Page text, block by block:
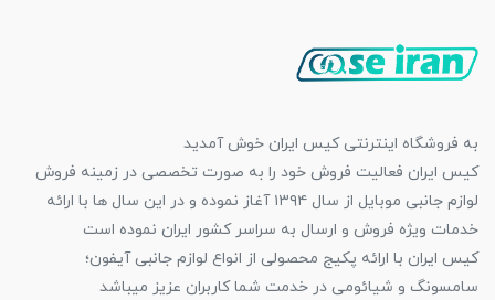
به فروشگاه اینترنتی کیس ایران خوش آمدید
کیس ایران فعالیت فروش خود را به صورت تخصصی در زمینه فروش
لوازم جانبی موبایل از سال ۱۳۹۴ آغاز نموده و در این سال ها با ارائه
خدمات ویژه فروش و ارسال به سراسر کشور ایران نموده است
کیس ایران با ارائه پکیج محصولی از انواع لوازم جانبی آیفون؛
سامسونگ و شیائومی در خدمت شما کاربران عزیز میباشد